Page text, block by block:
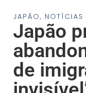
JAPÃO, NOTÍCIAS
Japão
de